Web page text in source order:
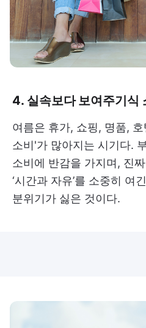
4. 실속보다 보여주기식
여름은 휴가, 쇼핑, 명품,
소비'가 많아지는 시기다.
소비에 반감을 가지며, 진
‘시간과 자유’를 소중히 여
분위기가 싫은 것이다.